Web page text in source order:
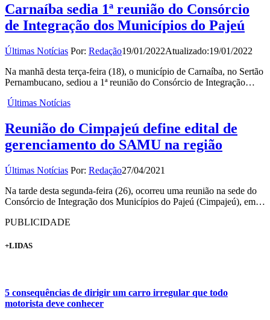
Carnaíba sedia 1ª reunião do Consórcio
de Integração dos Municípios do Pajeú
Últimas Notícias Por: Redação19/01/2022Atualizado:19/01/2022
Na manhã desta terça-feira (18), o município de Carnaíba, no Sertão
Pernambucano, sediou a 1ª reunião do Consórcio de Integração…
Últimas Notícias
Reunião do Cimpajeú define edital de
gerenciamento do SAMU na região
Últimas Notícias Por: Redação27/04/2021
Na tarde desta segunda-feira (26), ocorreu uma reunião na sede do
Consórcio de Integração dos Municípios do Pajeú (Cimpajeú), em…
PUBLICIDADE
+LIDAS
5 consequências de dirigir um carro irregular que todo
motorista deve conhecer